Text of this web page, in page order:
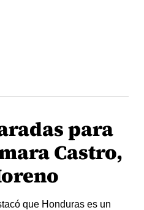
para
Castro,
que Honduras es un